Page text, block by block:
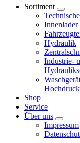
Sortiment
Innenlader
Hydraulik
Industrie-
Shop
Service
Über uns
Impressum